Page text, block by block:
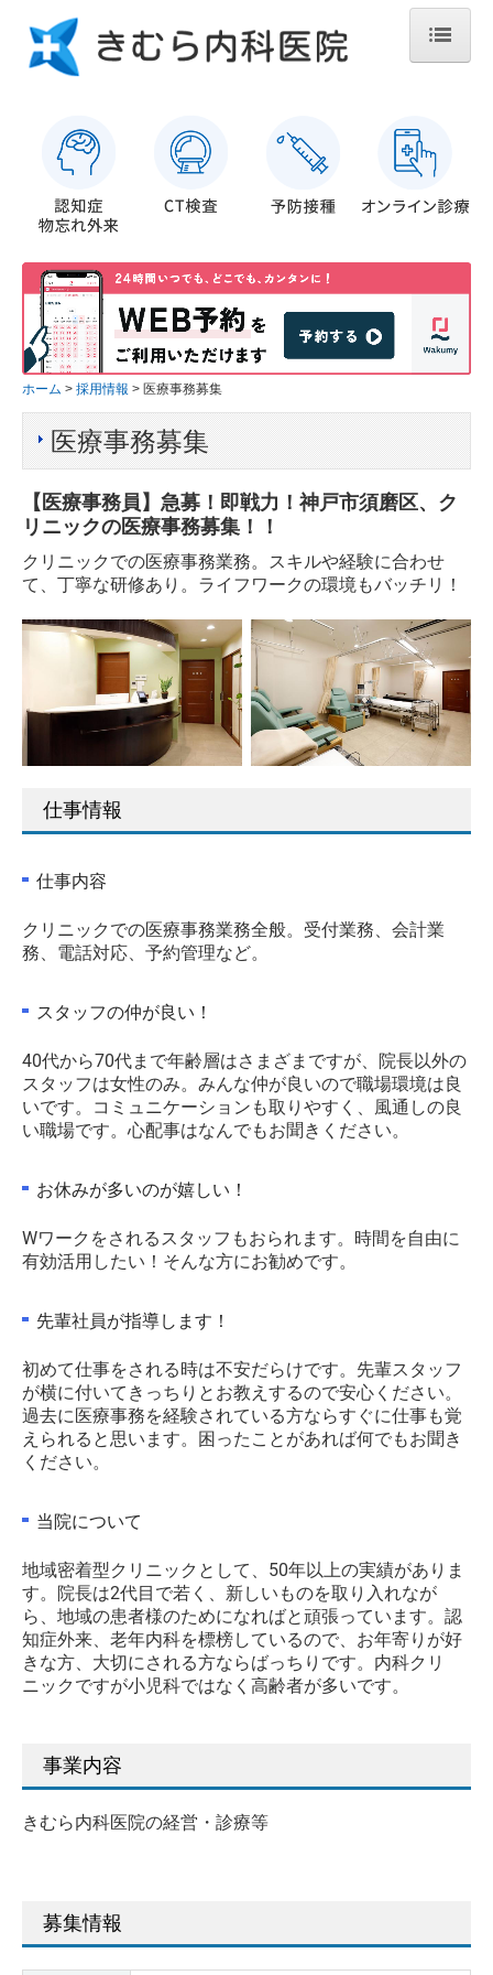
医院案内
診察案内
認知症・物忘れ外来
予防接種について
採用情報
看護師募集
医療事務募集
ホーム 採用情報 医療事務募集
医療事務募集
【医療事務員】急募！即戦力！神戸市須磨区、ク
リニックの医療事務募集！！
クリニックでの医療事務業務。スキルや経験に合わせ
て、丁寧な研修あり。ライフワークの環境もバッチリ！
仕事情報
仕事内容
クリニックでの医療事務業務全般。受付業務、会計業
務、電話対応、予約管理など。
スタッフの仲が良い！
40代から70代まで年齢層はさまざまですが、院長以外の
スタッフは女性のみ。みんな仲が良いので職場環境は良
いです。コミュニケーションも取りやすく、風通しの良
い職場です。心配事はなんでもお聞きください。
お休みが多いのが嬉しい！
Wワークをされるスタッフもおられます。時間を自由に
有効活用したい！そんな方にお勧めです。
先輩社員が指導します！
初めて仕事をされる時は不安だらけです。先輩スタッフ
が横に付いてきっちりとお教えするので安心ください。
過去に医療事務を経験されている方ならすぐに仕事も覚
えられると思います。困ったことがあれば何でもお聞き
ください。
当院について
地域密着型クリニックとして、50年以上の実績がありま
す。院長は2代目で若く、新しいものを取り入れなが
ら、地域の患者様のためになればと頑張っています。認
知症外来、老年内科を標榜しているので、お年寄りが好
きな方、大切にされる方ならばっちりです。内科クリ
ニックですが小児科ではなく高齢者が多いです。
事業内容
きむら内科医院の経営・診療等
募集情報